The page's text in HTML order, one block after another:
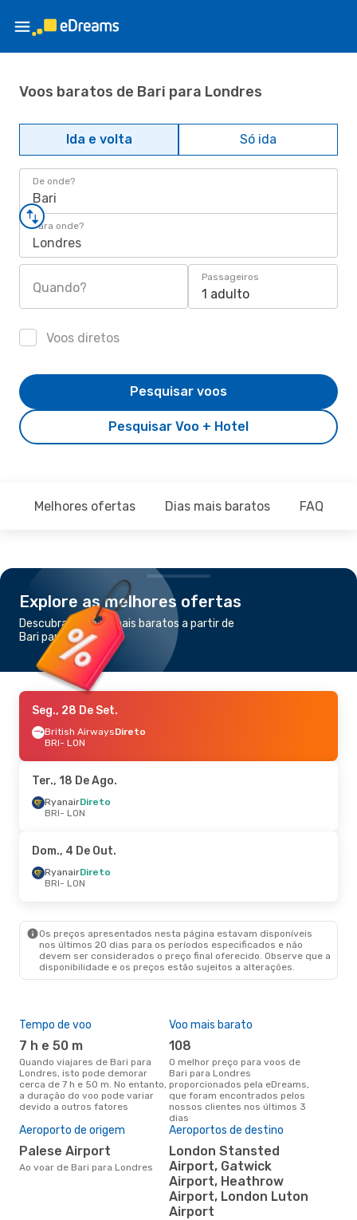
Voos baratos de Bari para Londres
Ida e volta Só ida
De onde?
Bari
Para onde?
Londres
Quando?
Passageiros
1 adulto
Voos diretos
Pesquisar Voo + Hotel
Pesquisar voos
Melhores ofertas Dias mais baratos FAQ
Explore as melhores ofertas
Descubra os voos mais baratos a partir de
Bari para Londres
Seg., 28 De Set.
British AirwaysDireto
BRI- LON
Ter., 18 De Ago.
RyanairDireto
BRI- LON
Dom., 4 De Out.
RyanairDireto
BRI- LON
Os preços apresentados nesta página estavam disponíveis
nos últimos 20 dias para os períodos especificados e não
devem ser considerados o preço final oferecido. Observe que a
disponibilidade e os preços estão sujeitos a alterações.
Tempo de voo
7 h e 50 m
Quando viajares de Bari para
Londres, isto pode demorar
cerca de 7 h e 50 m. No entanto,
a duração do voo pode variar
devido a outros fatores
Voo mais barato
108
O melhor preço para voos de
Bari para Londres
proporcionados pela eDreams,
que foram encontrados pelos
nossos clientes nos últimos 3
dias
Aeroporto de origem
Palese Airport
Ao voar de Bari para Londres
Aeroportos de destino
London Stansted
Airport, Gatwick
Airport, Heathrow
Airport, London Luton
Airport